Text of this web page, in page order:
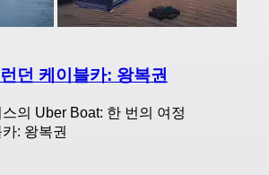
던 케이블카: 왕복권
의 Uber Boat: 한 번의 여정
: 왕복권